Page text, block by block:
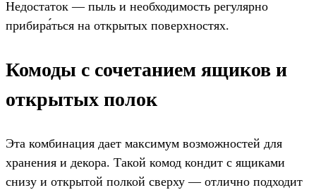
Недостаток — пыль и необходимость регулярно
прибира́ться на открытых поверхностях.
Комоды с сочетанием ящиков и
открытых полок
Эта комбинация дает максимум возможностей для
хранения и декора. Такой комод кондит с ящиками
снизу и открытой полкой сверху — отлично подходит